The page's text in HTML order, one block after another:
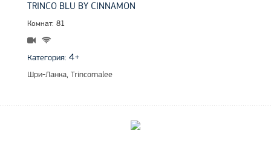
TRINCO BLU BY CINNAMON
Комнат: 81
Категория: 4+
Шри-Ланка, Trincomalee